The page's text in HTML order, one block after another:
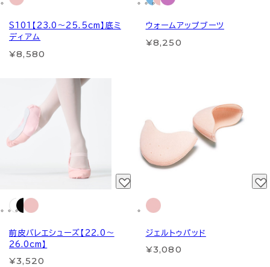
S101【23.0～25.5cm】底ミ
ディアム
¥8,580
ウォームアップブーツ
¥8,250
前皮バレエシューズ【22.0～
26.0cm】
¥3,520
ジェルトゥパッド
¥3,080